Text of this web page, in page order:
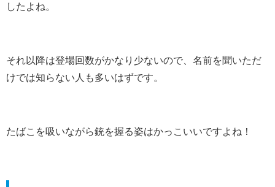
したよね。
それ以降は登場回数がかなり少ないので、名前を聞いただ
けでは知らない人も多いはずです。
たばこを吸いながら銃を握る姿はかっこいいですよね！